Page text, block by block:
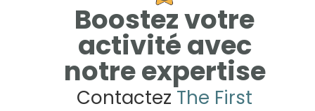
Boostez votre
activité avec
notre expertise
Contactez The First